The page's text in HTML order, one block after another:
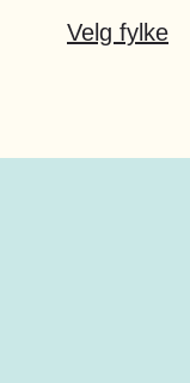
Velg fylke